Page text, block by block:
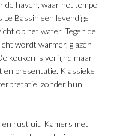
haven, waar het tempo
Bassin een levendige
op het water. Tegen de
wordt warmer, glazen
keuken is verfijnd maar
en presentatie. Klassieke
zonder hun
rust uit. Kamers met